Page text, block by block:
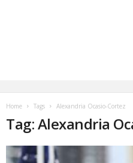
Home Tags Alexandria Ocasio-Cortez
Tag: Alexandria